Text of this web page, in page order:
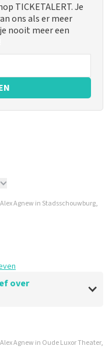
TICKETALERT. Je
ons als er meer
nooit meer een
echte klanten. Het is
laten als je geen
Reviews met
niet geplaatst.
een review wordt
Agnew in Stadsschouwburg,
Agnew in Oude Luxor Theater,